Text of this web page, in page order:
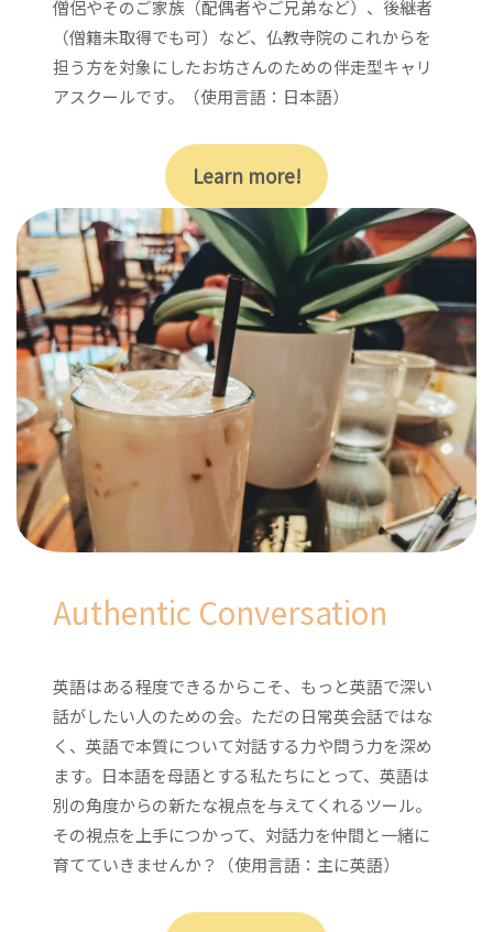
僧侶やそのご家族（配偶者やご兄弟など）、後継者
（僧籍未取得でも可）など、仏教寺院のこれからを
担う方を対象にしたお坊さんのための伴走型キャリ
アスクールです。（使用言語：日本語）
Learn more!
Authentic Conversation
英語はある程度できるからこそ、もっと英語で深い
話がしたい人のための会。ただの日常英会話ではな
く、英語で本質について対話する力や問う力を深め
ます。日本語を母語とする私たちにとって、英語は
別の角度からの新たな視点を与えてくれるツール。
その視点を上手につかって、対話力を仲間と一緒に
育てていきませんか？（使用言語：主に英語）